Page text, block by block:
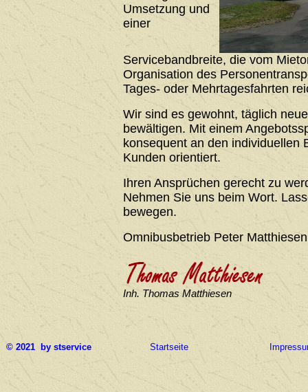
Umsetzung und
einer
Servicebandbreite, die vom
Organisation des
Tages- oder Mehrtagesfahrten
Wir sind es gewohnt, täglich
bewältigen. Mit einem
konsequent an den individuellen
Kunden orientiert.
Ihren Ansprüchen gerecht zu
Nehmen Sie uns beim Wort.
bewegen.
Omnibusbetrieb Peter Matthiesen
Inh. Thomas Matthiesen
© 2021 by stservice Startseite